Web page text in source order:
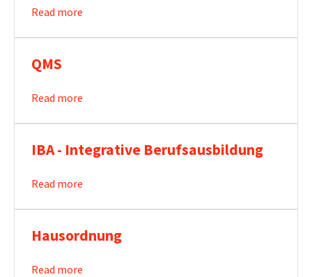
Read more
QMS
Read more
IBA - Integrative Berufsausbildung
Read more
Hausordnung
Read more